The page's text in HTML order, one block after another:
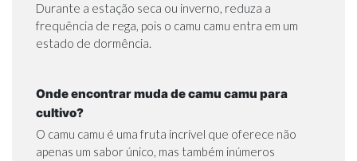
Durante a estação seca ou inverno, reduza a
frequência de rega, pois o camu camu entra em um
estado de dormência.
Onde encontrar muda de camu camu para
cultivo?
O camu camu é uma fruta incrível que oferece não
apenas um sabor único, mas também inúmeros